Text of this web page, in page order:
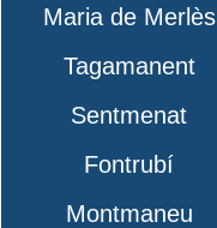
Maria de Merlès
Tagamanent
Sentmenat
Fontrubí
Montmaneu